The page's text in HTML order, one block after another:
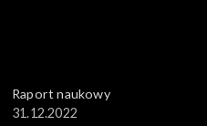
Raport naukowy
31.12.2022